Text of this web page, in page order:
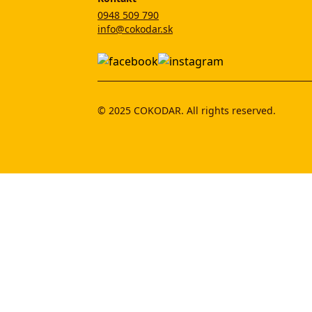
0948 509 790
info@cokodar.sk
© 2025 COKODAR. All rights reserved.